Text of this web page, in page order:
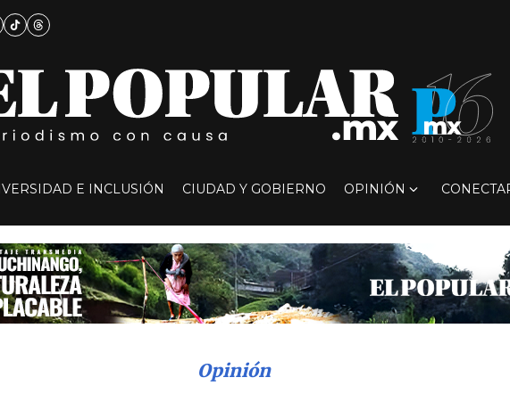
E INCLUSIÓN CIUDAD Y GOBIERNO OPINIÓN
Opinión